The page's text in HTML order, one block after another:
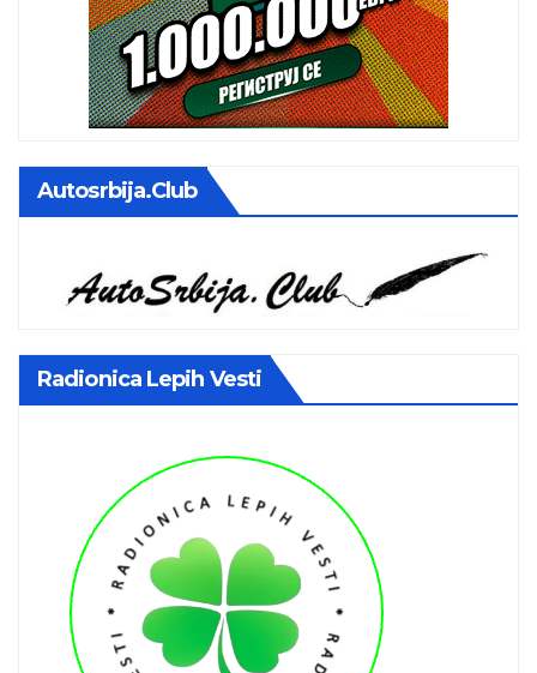
Autosrbija.club
Radionica Lepih Vesti